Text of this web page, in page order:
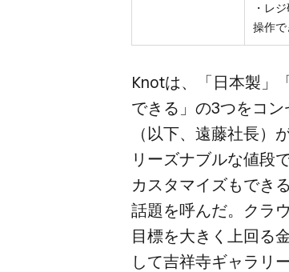
・レ
操作で
Knotは、​「日本製」​
できる」の​3つを​コ
（以下、​遠藤社長）
リーズナブルな​値段
カスタマイズも​でき
話題を​呼んだ。​クラ
目標を​大きく​上回る​
して​吉祥寺ギャラリ